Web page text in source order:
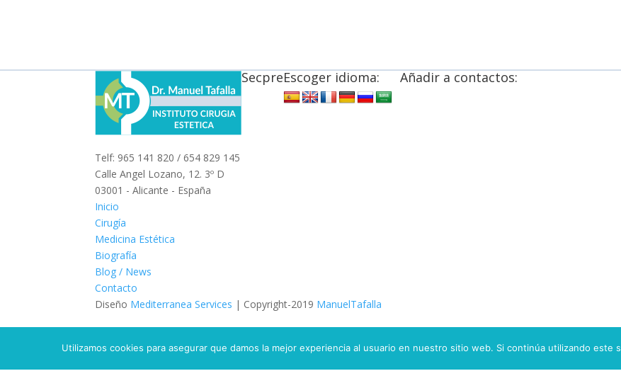
Telf: 965 141 820 / 654 829 145
Calle Angel Lozano, 12. 3º D
03001 - Alicante - España
SecpreEscoger idioma: Añadir a contactos:
Inicio
Cirugía
Medicina Estética
Biografía
Blog / News
Contacto
Diseño Mediterranea Services | Copyright-2019 ManuelTafalla
Utilizamos cookies para asegurar que damos la mejor experiencia al usuario en nuestro sitio web. Si continúa utilizando este